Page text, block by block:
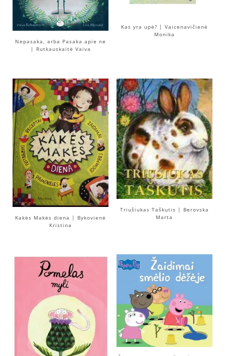
Nepasaka, arba Pasaka apie ne
| Rutkauskaitė Vaiva
Kas yra upė? | Vaicenavičienė
Monika
Kakės Makės diena | Bykovienė
Kristina
Triušiukas Taškutis | Berovska
Marta